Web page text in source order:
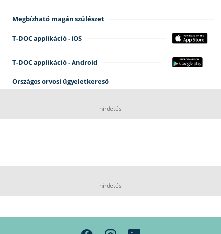
Megbízható magán szülészet
T-DOC applikáció - iOS
T-DOC applikáció - Android
Országos orvosi ügyeletkereső
hirdetés
hirdetés